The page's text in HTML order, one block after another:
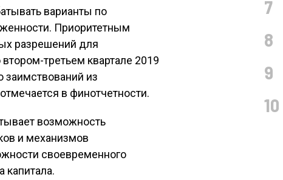
варианты по
Приоритетным
разрешений для
третьем квартале 2019
заимствований из
в финотчетности.
возможность
и механизмов
своевременного